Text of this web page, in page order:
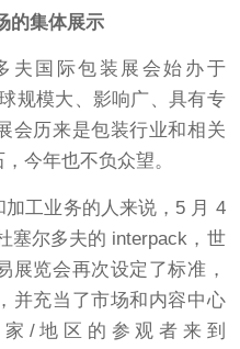
的集体展示
夫国际包装展会始办于
规模大、影响广、具有专
会历来是包装行业和相关
今年也不负众望。
工业务的人来说，5 月 4
塞尔多夫的 interpack，世
展览会再次设定了标准，
并充当了市场和内容中心
/地区的参观者来到